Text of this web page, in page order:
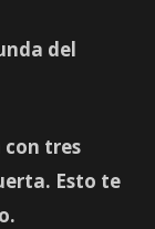
del
tres
Esto te